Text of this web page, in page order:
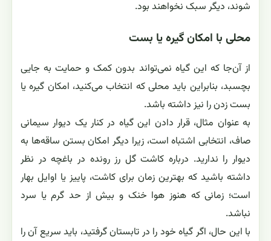
شوند، دیگر سبک نخواهند بود.
محلی با امکان گیره یا بست
از آن‌جا که این گیاه نمی‌تواند بدون کمک و حمایت به جایی
بچسبد، بنابراین باید محلی که انتخاب می‌کنید، امکان گیره یا
بست زدن را نیز داشته باشد.
به‌ عنوان مثال، قرار دادن این گیاه در کنار یک دیوار سیمانی
صاف، انتخابی اشتباه است، زیرا دیگر امکان بستن ساقه‌ها به
دیوار را ندارید. درباره کاشت گل رز رونده در باغچه در نظر
داشته باشید که بهترین زمان برای کاشت، پاییز یا اوایل بهار
است؛ زمانی که هنوز هوا خنک و بیش‌ از حد گرم یا سرد
نباشد.
با این‌ حال، اگر گیاه خود را در تابستان گرفتید، باید سریع آن را